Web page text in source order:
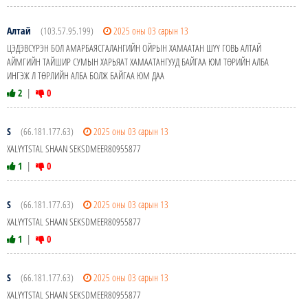
Алтай (103.57.95.199)
2025 оны 03 сарын 13
ЦЭДЭВСҮРЭН БОЛ АМАРБАЯСГАЛАНГИЙН ОЙРЫН ХАМААТАН ШҮҮ ГОВЬ АЛТАЙ
АЙМГИЙН ТАЙШИР СУМЫН ХАРЬЯАТ ХАМААТАНГУУД БАЙГАА ЮМ ТӨРИЙН АЛБА
ИНГЭЖ Л ТӨРЛИЙН АЛБА БОЛЖ БАЙГАА ЮМ ДАА
2 | 0
S (66.181.177.63)
2025 оны 03 сарын 13
XALYYTSTAL SHAAN SEKSDMEER80955877
1 | 0
S (66.181.177.63)
2025 оны 03 сарын 13
XALYYTSTAL SHAAN SEKSDMEER80955877
1 | 0
S (66.181.177.63)
2025 оны 03 сарын 13
XALYYTSTAL SHAAN SEKSDMEER80955877